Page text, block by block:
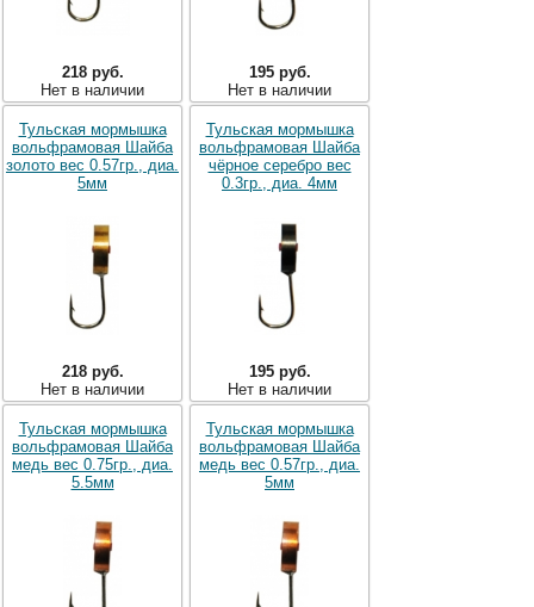
218 руб.
Нет в наличии
195 руб.
Нет в наличии
Тульская мормышка
вольфрамовая Шайба
золото вес 0.57гр., диа.
5мм
218 руб.
Нет в наличии
Тульская мормышка
вольфрамовая Шайба
чёрное серебро вес
0.3гр., диа. 4мм
195 руб.
Нет в наличии
Тульская мормышка
вольфрамовая Шайба
медь вес 0.75гр., диа.
5.5мм
Тульская мормышка
вольфрамовая Шайба
медь вес 0.57гр., диа.
5мм